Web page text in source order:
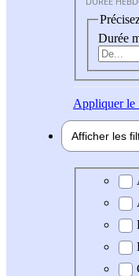
Durée
Appliquerle
Afficher les
Domaine